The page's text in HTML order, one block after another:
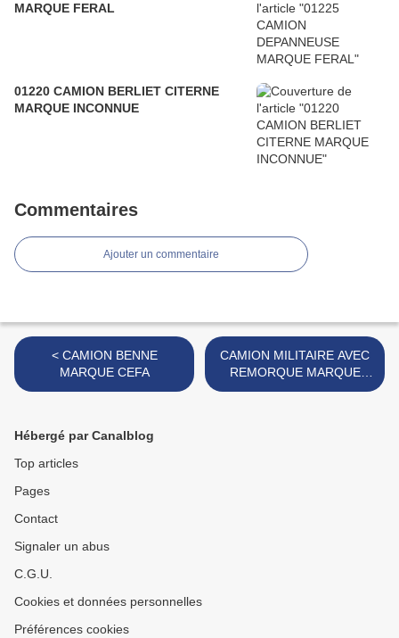
MARQUE FERAL
01220 CAMION BERLIET CITERNE
MARQUE INCONNUE
Commentaires
Ajouter un commentaire
< CAMION BENNE
MARQUE CEFA
CAMION MILITAIRE AVEC
REMORQUE MARQUE
INCONNUE >
Hébergé par Canalblog
Top articles
Pages
Contact
Signaler un abus
C.G.U.
Cookies et données personnelles
Préférences cookies